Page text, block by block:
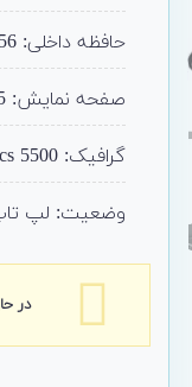
حافظه داخلی: 256 گیگابایت SSD (قابل ارتقا)
صفحه نمایش: 15 اینچی
گرافیک: 5500
وضعیت: لپ
در